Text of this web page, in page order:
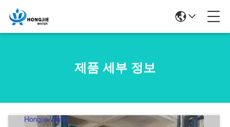
제품 세부 정보